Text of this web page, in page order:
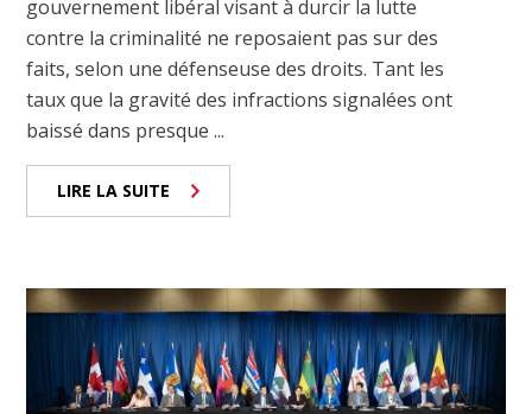
gouvernement libéral visant à durcir la lutte
contre la criminalité ne reposaient pas sur des
faits, selon une défenseuse des droits. Tant les
taux que la gravité des infractions signalées ont
baissé dans presque ...
LIRE LA SUITE